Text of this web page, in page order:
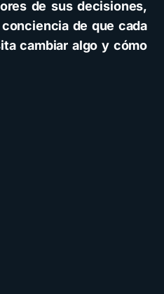
de sus decisiones,
de que cada
cambiar algo y cómo